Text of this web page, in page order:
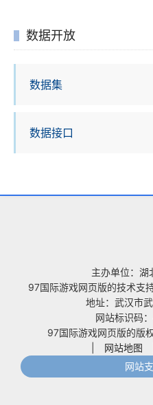
数据开放
数据集
数据接口
主办单位：湖
97国际游戏网页版的技术支
地址：武汉市
网站标识码
97国际游戏网页版的版
网站地图
网站